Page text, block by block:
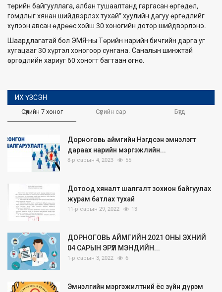
төрийн байгууллага, албан тушаалтанд гаргасан өргөдөл,
гомдлыг хянан шийдвэрлэх тухай” хуулийн дагуу өргөдлийг
хүлээн авсан өдрөөс хойш 30 хоногийн дотор шийдвэрлэнэ.
Шаардлагатай бол ЭМЯ-ны Төрийн нарийн бичгийн дарга уг
хугацааг 30 хүртэл хоногоор сунгана. Саналын шинжтэй
өргөдлийн хариуг 60 хоногт багтаан өгнө.
ИХ ҮЗСЭН
Сүүлийн 7 хоног Сүүлийн сар Бүгд
Дорноговь аймгийн Нэгдсэн эмнэлэгт
дараах нарийн мэргэжлийн...
8-р сарын 4, 2023 55
Дотоод хяналт шалгалт зохион байгуулах
журам батлах тухай
11-р сарын 29, 2022 13
ДОРНОГОВЬ АЙМГИЙН 2021 ОНЫ ЭХНИЙ
04 САРЫН ЭРҮҮЛ МЭНДИЙН...
1-р сарын 3, 2022 6
Эмнэлгийн мэргэжилтний ёс зүйн дүрэм